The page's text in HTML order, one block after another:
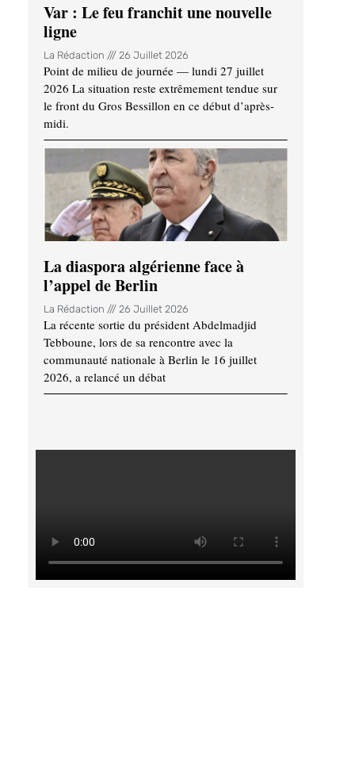
Var : Le feu franchit une nouvelle
ligne
La Rédaction 26 Juillet 2026
Point de milieu de journée — lundi 27 juillet
2026 La situation reste extrêmement tendue sur
le front du Gros Bessillon en ce début d’après-
midi.
La diaspora algérienne face à
l’appel de Berlin
La Rédaction 26 Juillet 2026
La récente sortie du président Abdelmadjid
Tebboune, lors de sa rencontre avec la
communauté nationale à Berlin le 16 juillet
2026, a relancé un débat